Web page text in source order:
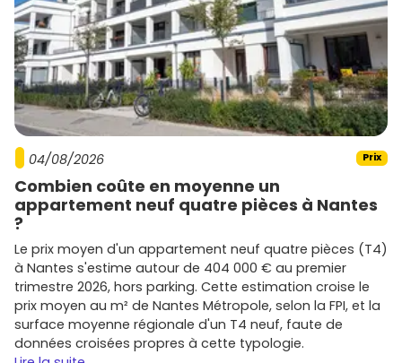
Prêt à avancer ? Parcours les annonces deimmobilier
neuf Thorigné-FouillardsurVivre dans le neuf,
compare les prix (4 200 à 5 200 €/m²selon secteurs),
repère les lots avecbalconou terrasse, et bloque un
rendez-vous pour affiner ton financement. Plus tu t'y
prends tôt, plus tu as de chances de trouver le bien qui te
ressemble.
04/08/2026 Prix
Combien coûte en moyenne un
appartement neuf quatre pièces à Nantes
?
Le prix moyen d'un appartement neuf quatre pièces (T4)
à Nantes s'estime autour de 404 000 € au premier
trimestre 2026, hors parking. Cette estimation croise le
prix moyen au m² de Nantes Métropole, selon la FPI, et la
surface moyenne régionale d'un T4 neuf, faute de
données croisées propres à cette typologie.